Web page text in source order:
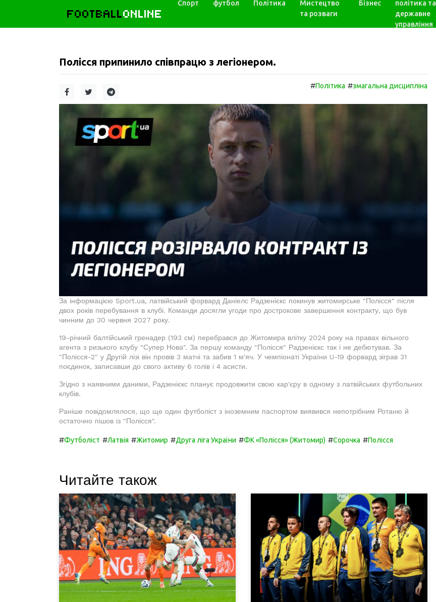
FOOTBALLONLINE
Спорт футбол Політика
Мистецтво
та розваги
Бізнес
політика та
державне
управління
Полісся припинило співпрацю з легіонером.
#Політика #змагальна дисципліна
За інформацією Sport.ua, латвійський форвард Даніелс Радзенієкс покинув житомирське "Полісся" після
двох років перебування в клубі. Команди досягли угоди про дострокове завершення контракту, що був
чинним до 30 червня 2027 року.
19-річний балтійський гренадер (193 см) перебрався до Житомира влітку 2024 року на правах вільного
агента з ризького клубу "Супер Нова". За першу команду "Полісся" Радзенієкс так і не дебютував. За
"Полісся-2" у Другій лізі він провів 3 матчі та забив 1 м'яч. У чемпіонаті України U-19 форвард зіграв 31
поєдинок, записавши до свого активу 6 голів і 4 асисти.
Згідно з наявними даними, Радзенієкс планує продовжити свою кар'єру в одному з латвійських футбольних
клубів.
Раніше повідомлялося, що ще один футболіст з іноземним паспортом виявився непотрібним Ротаню й
остаточно пішов із "Полісся".
#Футболіст #Латвія #Житомир #Друга ліга України #ФК «Полісся» (Житомир) #Сорочка #Полісся
Читайте також